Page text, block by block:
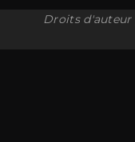
Droits d'auteur